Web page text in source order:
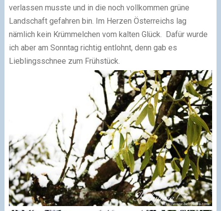
verlassen musste und in die noch vollkommen grüne
Landschaft gefahren bin. Im Herzen Österreichs lag
nämlich kein Krümmelchen vom kalten Glück. Dafür wurde
ich aber am Sonntag richtig entlohnt, denn gab es
Lieblingsschnee zum Frühstück.